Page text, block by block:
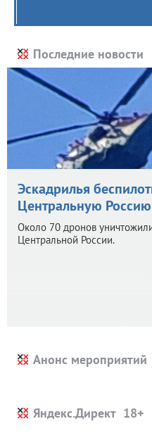
Последние новости
Эскадрилья
Центральную Россию
Около 70 дронов
Центральной России.
Анонс мероприятий
Яндекс.Директ